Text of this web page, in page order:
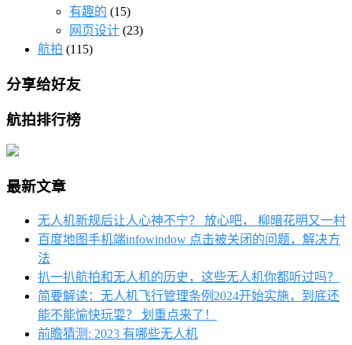
有趣的 (15)
网页设计 (23)
航拍 (115)
分享给好友
航拍排行榜
最新文章
无人机新规后让人心神不宁？ 放心吧， 柳暗花明又一村
百度地图手机端infowindow 点击被关闭的问题，解决方
法
扒一扒航拍和无人机的历史，这些无人机你都听过吗？
简要解读：无人机飞行管理条例2024开始实施，到底还
能不能愉快玩耍？ 划重点来了！
前瞻猜测: 2023 有哪些无人机